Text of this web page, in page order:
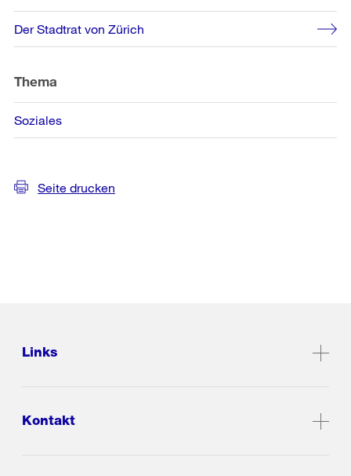
Der Stadtrat von Zürich
Thema
Soziales
Seite drucken
Links
Kontakt